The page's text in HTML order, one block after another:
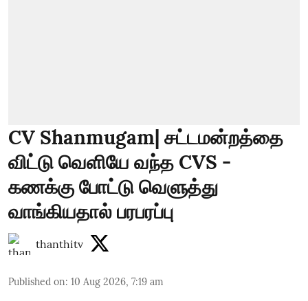
CV Shanmugam| சட்டமன்றத்தை
விட்டு வெளியே வந்த CVS -
கணக்கு போட்டு வெளுத்து
வாங்கியதால் பரபரப்பு
thanthitv
Published on: 10 Aug 2026, 7:19 am